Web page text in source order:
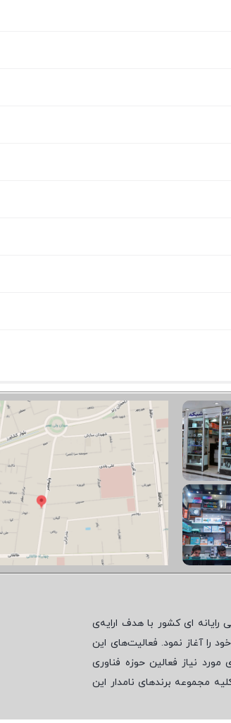
رایانه ای کشور با هدف ارایه‌ی
را آغاز نمود. فعالیت‌های این
نیاز فعالین حوزه فناوری
مجموعه برندهای نامدار این